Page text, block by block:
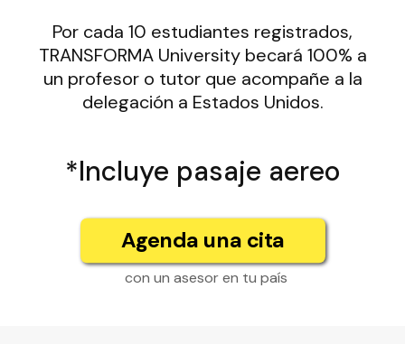
Por cada 10 estudiantes registrados,
TRANSFORMA University becará 100% a
un profesor o tutor que acompañe a la
delegación a Estados Unidos.
*Incluye pasaje aereo
Agenda una cita
con un asesor en tu país